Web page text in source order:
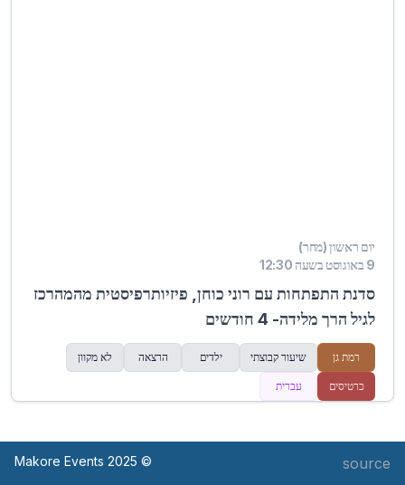
יום ראשון (מחר)
9 באוגוסט בשעה 12:30
סדנת התפתחות עם רוני כוחן, פיזיותרפיסטית מהמהרכז
לגיל הרך מלידה- 4 חודשים
רמת גן שיעור קבוצתי ילדים הרצאה לא מקוון
כרטיסים עברית
source
© Makore Events 2025